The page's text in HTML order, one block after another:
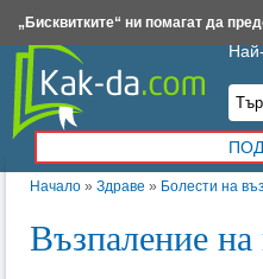
Начало » Здраве » Болести на
Възпаление
Insert.bg Framar.bg Kak-da.com
„Бисквитките“ ни помагат да